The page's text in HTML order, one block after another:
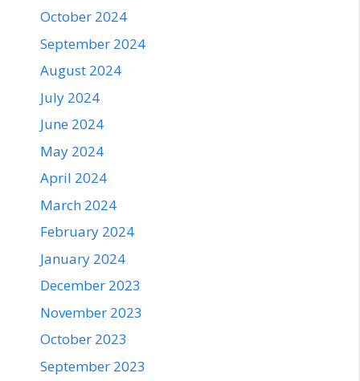
October 2024
September 2024
August 2024
July 2024
June 2024
May 2024
April 2024
March 2024
February 2024
January 2024
December 2023
November 2023
October 2023
September 2023